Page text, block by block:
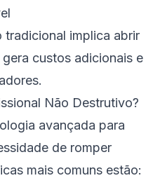
tradicional implica abrir
custos adicionais e
Não Destrutivo?
avançada para
de romper
mais comuns estão: